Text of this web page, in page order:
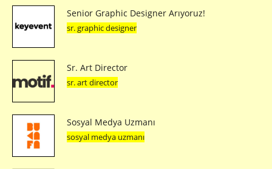
Senior Graphic Designer Arıyoruz!
sr. graphic designer
Sr. Art Director
sr. art director
Sosyal Medya Uzmanı
sosyal medya uzmanı